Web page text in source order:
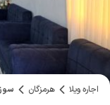
اجاره ویلا هرمزگان